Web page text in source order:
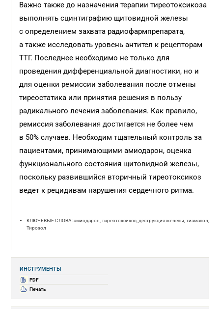
Важно также до назначения терапии тиреотоксикоза
выполнять сцинтиграфию щитовидной железы
с определением захвата радиофармпрепарата,
а также исследовать уровень антител к рецепторам
ТТГ. Последнее необходимо не только для
проведения дифференциальной диагностики, но и
для оценки ремиссии заболевания после отмены
тиреостатика или принятия решения в пользу
радикального лечения заболевания. Как правило,
ремиссия заболевания достигается не более чем
в 50% случаев. Необходим тщательный контроль за
пациентами, принимающими амиодарон, оценка
функционального состояния щитовидной железы,
поскольку развившийся вторичный тиреотоксикоз
ведет к рецидивам нарушения сердечного ритма.
КЛЮЧЕВЫЕ СЛОВА: амиодарон, тиреотоксикоз, деструкция железы, тиамазол,
Тирозол
ИНСТРУМЕНТЫ
PDF
Печать